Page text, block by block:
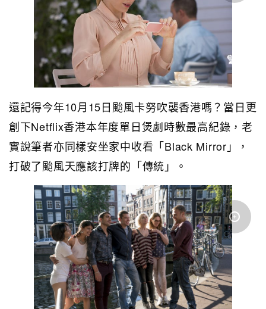
還記得今年10月15日颱風卡努吹襲香港嗎？當日更
創下Netflix香港本年度單日煲劇時數最高紀錄，老
實說筆者亦同樣安坐家中收看「Black Mirror」，
打破了颱風天應該打牌的「傳統」。